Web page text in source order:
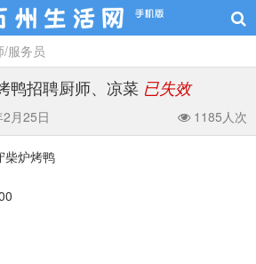
/服务员
鸭招聘厨师、凉菜 已失效
月25日 1185人次
柴炉烤鸭